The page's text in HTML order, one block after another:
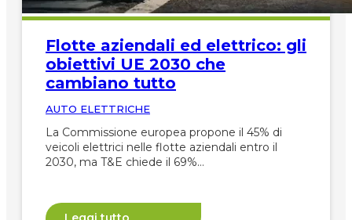
Flotte aziendali ed elettrico: gli
obiettivi UE 2030 che
cambiano tutto
AUTO ELETTRICHE
La Commissione europea propone il 45% di
veicoli elettrici nelle flotte aziendali entro il
2030, ma T&E chiede il 69%…